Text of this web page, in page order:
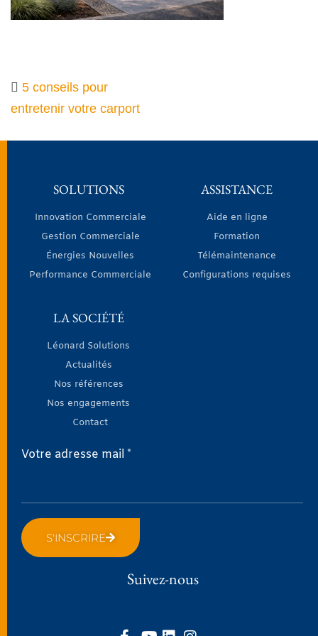
5 conseils pour
entretenir votre carport
SOLUTIONS
Innovation Commerciale
Gestion Commerciale
Énergies Nouvelles
Performance Commerciale
ASSISTANCE
Aide en ligne
Formation
Télémaintenance
Configurations requises
LA SOCIÉTÉ
Léonard Solutions
Actualités
Nos références
Nos engagements
Contact
Votre adresse mail *
S'INSCRIRE
Suivez-nous